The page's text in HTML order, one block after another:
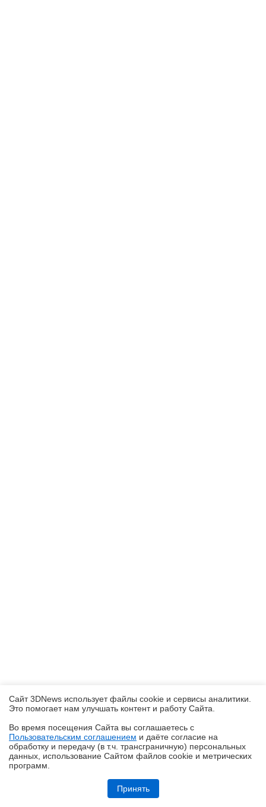
Обзор видеокарты Acer Nitro Intel Arc B570 OC
Сайт 3DNews использует файлы cookie и сервисы аналитики.
Это помогает нам улучшать контент и работу Cайта.
Во время посещения Cайта вы соглашаетесь с
Пользовательским соглашением и даёте согласие на
обработку и передачу (в т.ч. трансграничную) персональных
данных, использование Cайтом файлов cookie и метрических
программ.
Принять